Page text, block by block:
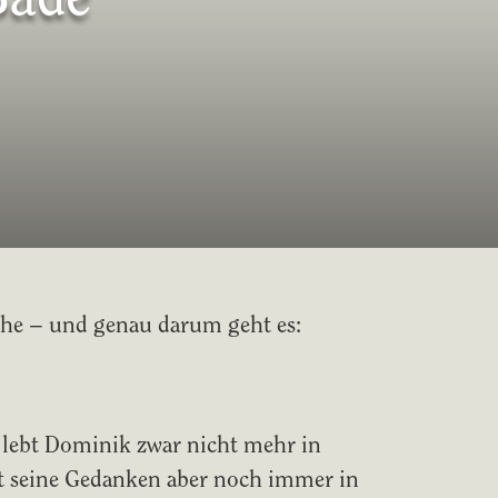
– und genau darum geht es:
lebt Dominik zwar nicht mehr in
Gedanken aber noch immer in